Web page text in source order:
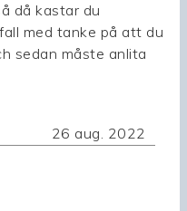
då kastar du
med tanke på att du
sedan måste anlita
26 aug. 2022